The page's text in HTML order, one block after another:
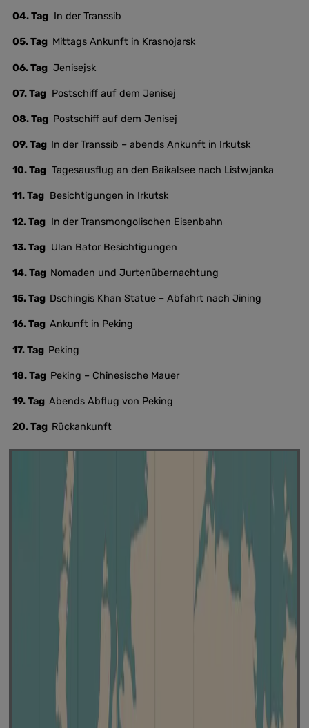
04. Tag In der Transsib
05. Tag Mittags Ankunft in Krasnojarsk
06. Tag Jenisejsk
07. Tag Postschiff auf dem Jenisej
08. Tag Postschiff auf dem Jenisej
09. Tag In der Transsib – abends Ankunft in Irkutsk
10. Tag Tagesausflug an den Baikalsee nach Listwjanka
11. Tag Besichtigungen in Irkutsk
12. Tag In der Transmongolischen Eisenbahn
13. Tag Ulan Bator Besichtigungen
14. Tag Nomaden und Jurtenübernachtung
15. Tag Dschingis Khan Statue – Abfahrt nach Jining
16. TagAnkunft in Peking
17. Tag Peking
18. Tag Peking – Chinesische Mauer
19. TagAbends Abflug von Peking
20. Tag Rückankunft